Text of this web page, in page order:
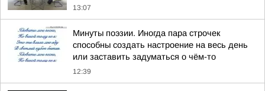
13:07
Минуты поэзии. Иногда пара строчек
способны создать настроение на весь день
или заставить задуматься о чём-то
12:39